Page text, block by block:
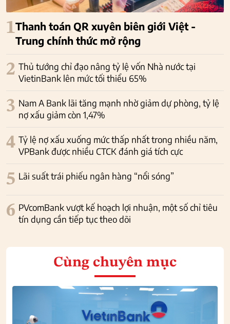
1Thanh toán QR xuyên biên giới Việt -
Trung chính thức mở rộng
2 Thủ tướng chỉ đạo nâng tỷ lệ vốn Nhà nước tại
VietinBank lên mức tối thiểu 65%
3 Nam A Bank lãi tăng mạnh nhờ giảm dự phòng, tỷ lệ
nợ xấu giảm còn 1,47%
4 Tỷ lệ nợ xấu xuống mức thấp nhất trong nhiều năm,
VPBank được nhiều CTCK đánh giá tích cực
5 Lãi suất trái phiếu ngân hàng “nổi sóng”
6 PVcomBank vượt kế hoạch lợi nhuận, một số chỉ tiêu
tín dụng cần tiếp tục theo dõi
Cùng chuyên mục